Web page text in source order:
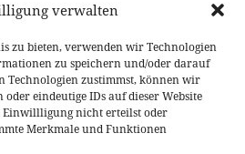
verwalten
zu bieten, verwenden wir Technologien
zu speichern und/oder darauf
Technologien zustimmst, können wir
eindeutige IDs auf dieser Website
Einwillligung nicht erteilst oder
Merkmale und Funktionen
weser
19. Juli
2026